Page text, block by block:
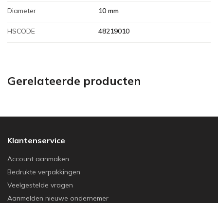
Diameter 10 mm
HSCODE 48219010
Gerelateerde producten
Klantenservice
Account aanmaken
Bedrukte verpakkingen
Veelgestelde vragen
Aanmelden nieuwe ondernemer